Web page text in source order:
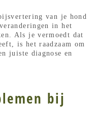
van je hond
in het
Als je vermoedt dat
is het raadzaam om
juiste diagnose en
bij